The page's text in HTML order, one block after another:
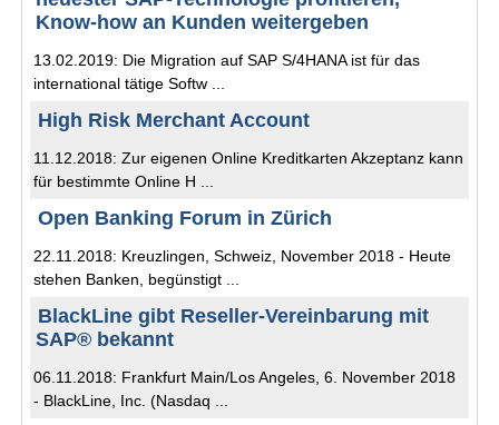
Know-how an Kunden weitergeben
13.02.2019: Die Migration auf SAP S/4HANA ist für das
international tätige Softw ...
High Risk Merchant Account
11.12.2018: Zur eigenen Online Kreditkarten Akzeptanz kann
für bestimmte Online H ...
Open Banking Forum in Zürich
22.11.2018: Kreuzlingen, Schweiz, November 2018 - Heute
stehen Banken, begünstigt ...
BlackLine gibt Reseller-Vereinbarung mit
SAP® bekannt
06.11.2018: Frankfurt Main/Los Angeles, 6. November 2018
- BlackLine, Inc. (Nasdaq ...